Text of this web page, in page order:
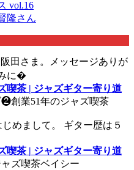
vol.16
隆さん
阪田さま。メッセージありが
に�
喫茶 | ジャズギター寄り道
創業51年のジャズ喫茶
めまして。 ギター歴は５
喫茶 | ジャズギター寄り道
ズ喫茶ベイシー